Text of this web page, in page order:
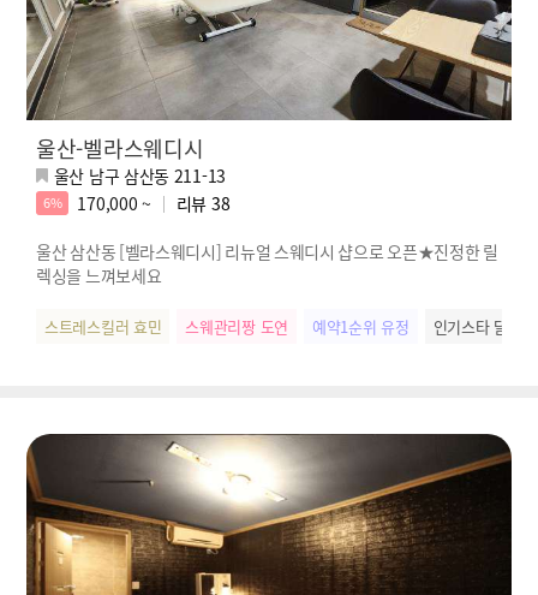
울산-벨라스웨디시
울산 남구 삼산동 211-13
6% 170,000 ~ 리뷰 38
울산 삼산동 [벨라스웨디시] 리뉴얼 스웨디시 샵으로 오픈★진정한 릴
렉싱을 느껴보세요
스트레스킬러 효민 스웨관리짱 도연 예약1순위 유정 인기스타 달이